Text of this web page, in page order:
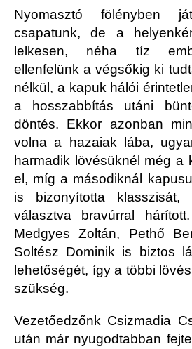
Nyomasztó fölényben
csapatunk, de a
lelkesen, néha tíz
ellenfelünk a végsőkig ki
nélkül, a kapuk hálói
a hosszabbítás utáni
döntés. Ekkor azonban
volna a hazaiak lába,
harmadik lövésüknél még a
el, míg a másodiknál
is bizonyította
választva bravúrral
Medgyes Zoltán, Pethő
Soltész Dominik is biztos
lehetőségét, így a többi
szükség.
Vezetőedzőnk Csizmadia
után már nyugodtabban